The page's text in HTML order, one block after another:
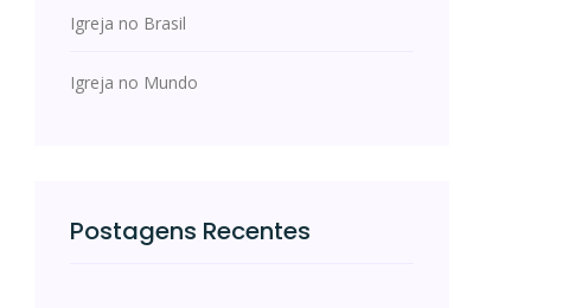
Igreja no Brasil
Igreja no Mundo
Postagens Recentes